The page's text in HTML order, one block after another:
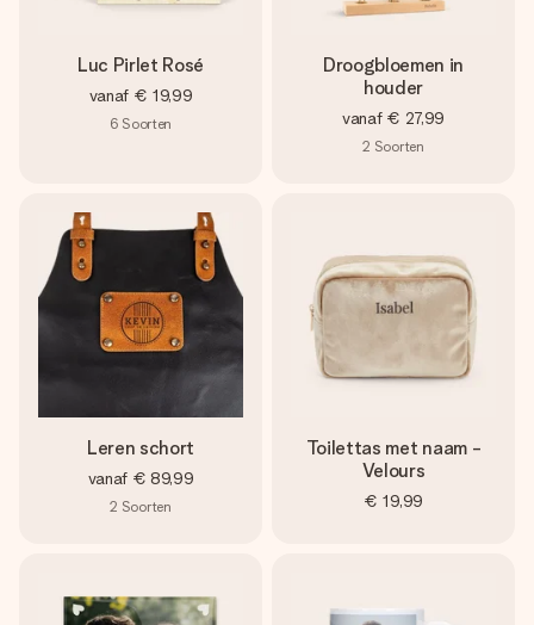
Luc Pirlet Rosé
vanaf € 19,99
6 Soorten
Droogbloemen in
houder
vanaf € 27,99
2 Soorten
Leren schort
vanaf € 89,99
2 Soorten
Toilettas met naam -
Velours
€ 19,99